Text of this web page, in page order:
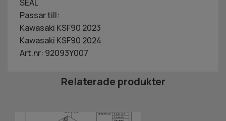
SEAL
Passar till:
Kawasaki KSF90 2023
Kawasaki KSF90 2024
Art.nr: 92093Y007